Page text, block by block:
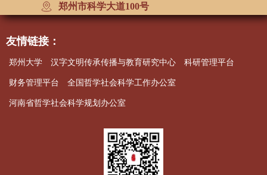
郑州市科学大道100号
友情链接：
郑州大学 汉字文明传承传播与教育研究中心 科研管理平台
财务管理平台 全国哲学社会科学工作办公室
河南省哲学社会科学规划办公室